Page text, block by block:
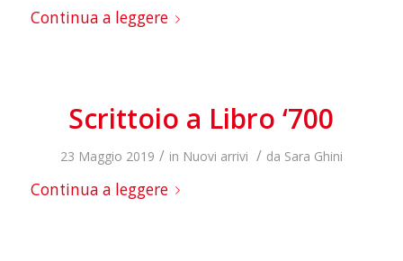
Continua a leggere
Scrittoio a Libro ‘700
23 Maggio 2019 / in Nuovi arrivi / da Sara Ghini
Continua a leggere